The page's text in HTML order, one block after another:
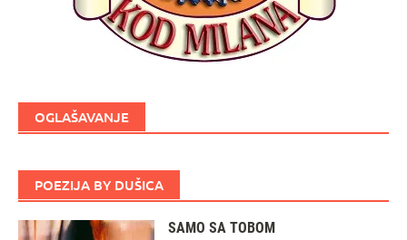
OGLAŠAVANJE
POEZIJA BY DUŠICA
SAMO SA TOBOM